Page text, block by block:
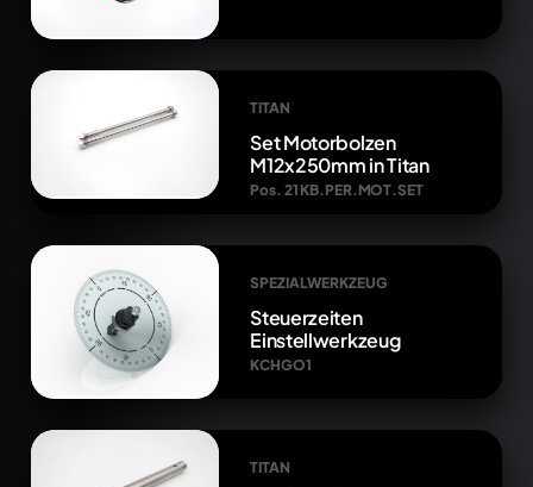
TITAN
Set Motorbolzen
M12x250mm in Titan
Pos. 21 KB.PER.MOT.SET
SPEZIALWERKZEUG
Steuerzeiten
Einstellwerkzeug
KCHGO1
TITAN